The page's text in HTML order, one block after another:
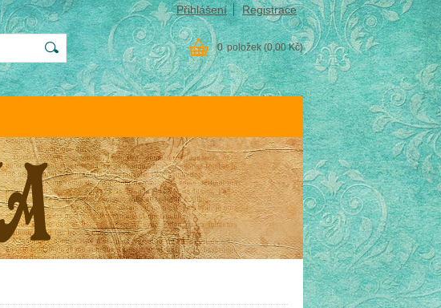
Přihlášení Registrace
0 položek (0,00 Kč)